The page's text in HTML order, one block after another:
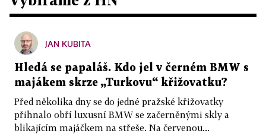
JAN KUBITA
Hledá se papaláš. Kdo jel v černém BMW s
majákem skrze „Turkovu“ křižovatku?
Před několika dny se do jedné pražské křižovatky
přihnalo obří luxusní BMW se začerněnými skly a
blikajícím majáčkem na střeše. Na červenou...